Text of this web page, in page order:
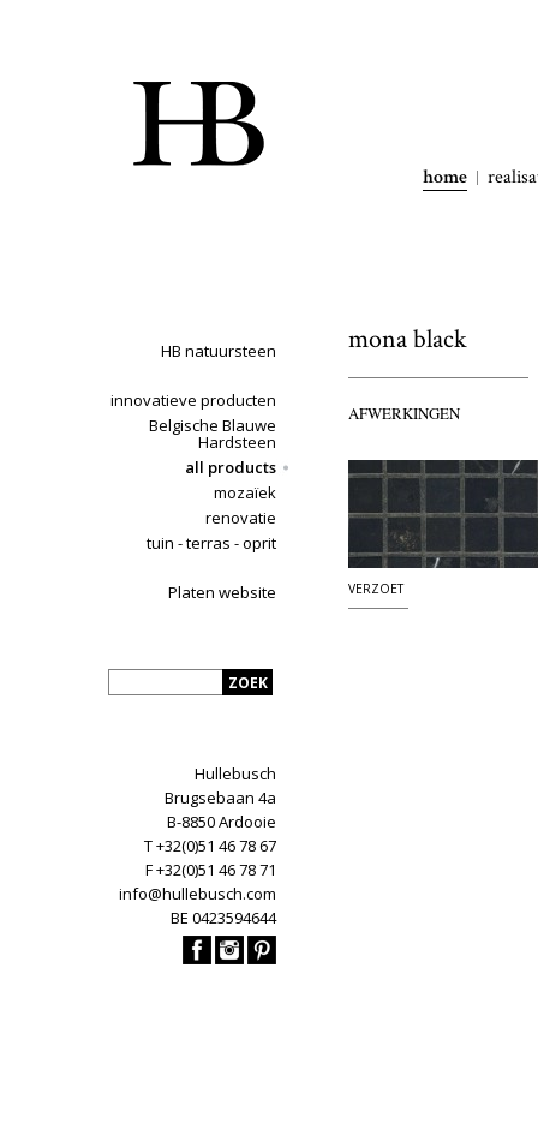
home
HB natuursteen
innovatieve producten
Belgische Blauwe
Hardsteen
all products
mozaïek
renovatie
tuin - terras - oprit
Platen website
Hullebusch
Brugsebaan 4a
B-8850 Ardooie
T +32(0)51 46 78 67
F +32(0)51 46 78 71
info@hullebusch.com
BE 0423594644
mona black
AFWERKINGEN
VERZOET